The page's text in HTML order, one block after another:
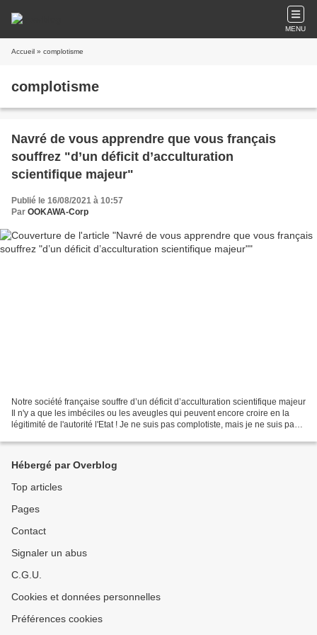
MENU
Accueil » complotisme
complotisme
Navré de vous apprendre que vous français
souffrez "d’un déficit d’acculturation
scientifique majeur"
Publié le 16/08/2021 à 10:57
Par OOKAWA-Corp
Notre société française souffre d’un déficit d’acculturation scientifique majeur
Il n'y a que les imbéciles ou les aveugles qui peuvent encore croire en la
légitimité de l'autorité l'Etat ! Je ne suis pas complotiste, mais je ne suis pas
Hébergé par Overblog
Top articles
Pages
Contact
Signaler un abus
C.G.U.
Cookies et données personnelles
Préférences cookies